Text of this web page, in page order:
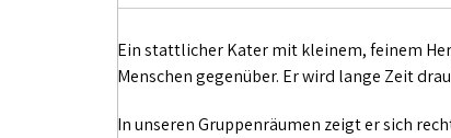
Ein stattlicher Kater mit kleinem, feinem
Menschen gegenüber. Er wird lange Zeit
In unseren Gruppenräumen zeigt er sich